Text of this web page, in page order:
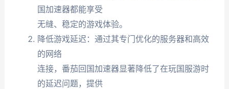
国加速器都能享受
无缝、稳定的游戏体验。
降低游戏延迟：通过其专门优化的服务器和高效
的网络
连接，番茄回国加速器显著降低了在玩国服游时
的延迟问题，提供